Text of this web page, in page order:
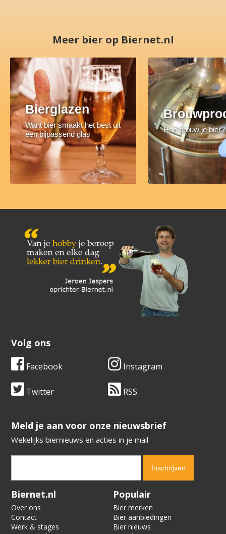
Meer bier op Biernet.nl
Bierglazen
Want bier smaakt het best uit
een bijpassend glas
Hoe brouw je bier?
Volg ons
Facebook Instagram
Twitter RSS
​​​​​​​Meld je aan voor onze nieuwsbrief
Wekelijks biernieuws en acties in je mail
Verification code:
Biernet.nl
Over ons
Contact
Werk & stages
Populair
Bier merken
Bier aanbiedingen
Bier nieuws